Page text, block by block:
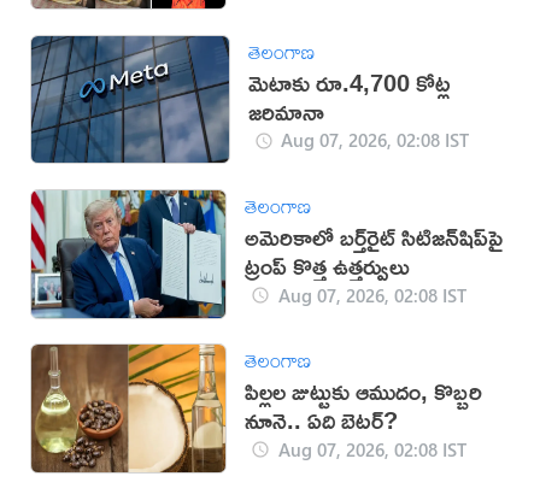
తెలంగాణ
మెటాకు రూ.4,700 కోట్ల
జరిమానా
Aug 07, 2026, 02:08 IST
తెలంగాణ
అమెరికాలో బర్త్‌రైట్ సిటిజన్‌షిప్‌పై
ట్రంప్ కొత్త ఉత్తర్వులు
Aug 07, 2026, 02:08 IST
తెలంగాణ
పిల్లల జుట్టుకు ఆముదం, కొబ్బరి
నూనె.. ఏది బెటర్?
Aug 07, 2026, 02:08 IST